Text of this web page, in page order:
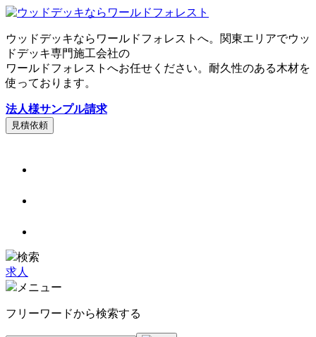
ウッドデッキならワールドフォレストへ。関東エリアでウッ
ドデッキ専門施工会社の
ワールドフォレストへお任せください。耐久性のある木材を
使っております。
法人様サンプル請求
見積依頼
検索
求人
メニュー
フリーワードから検索する